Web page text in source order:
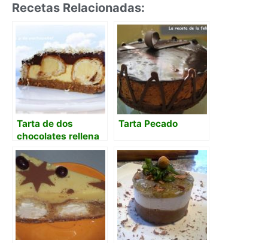
Recetas Relacionadas:
Tarta de dos
chocolates rellena
de susús de crema
Tarta Pecado